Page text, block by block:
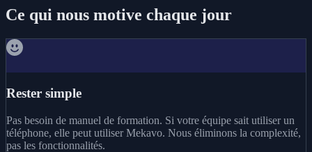
Ce qui nous motive chaque jour
Rester simple
Pas besoin de manuel de formation. Si votre équipe sait utiliser un
téléphone, elle peut utiliser Mekavo. Nous éliminons la complexité,
pas les fonctionnalités.